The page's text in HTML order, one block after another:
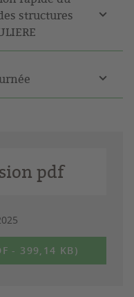
structures
pdf
- 399,14 KB)